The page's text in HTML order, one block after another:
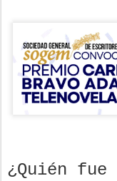
¿Quién fue